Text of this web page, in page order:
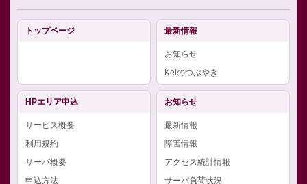
トップページ 最新情報
お知らせ
Keiのつぶやき
HPエリア申込
サービス概要
利用規約
サーバ概要
申込方法
お知らせ
最新情報
障害情報
アクセス統計情報
サーバ負荷状況